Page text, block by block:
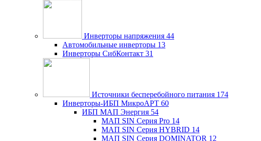
Инверторы напряжения 44
Автомобильные инверторы 13
Инверторы СибКонтакт 31
Источники бесперебойного питания 174
Инверторы-ИБП МикроАРТ 60
ИБП МАП Энергия 54
МАП SIN Серия Pro 14
МАП SIN Серия HYBRID 14
МАП SIN Серия DOMINATOR 12